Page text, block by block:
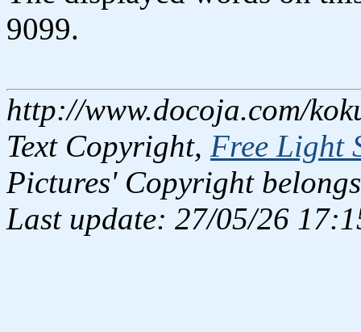
9099.
http://www.docoja.com/
Text Copyright, Free Light
Pictures' Copyright
Last update: 27/05/26